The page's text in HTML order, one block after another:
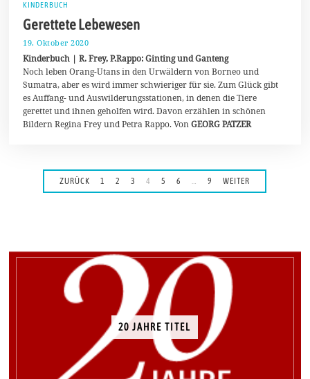
KINDERBUCH
Gerettete Lebewesen
19. Oktober 2020
5
.
O
k
t
b
e
2
0
Kinderbuch | R. Frey, P.Rappo: Ginting und Ganteng
Noch leben Orang-Utans in den Urwäldern von Borneo und
Sumatra, aber es wird immer schwieriger für sie. Zum Glück gibt
es Auffang- und Auswilderungsstationen, in denen die Tiere
gerettet und ihnen geholfen wird. Davon erzählen in schönen
Bildern Regina Frey und Petra Rappo. VonGEORG PATZER
ZURÜCK 1 2 3 4 5 6 … 9 WEITER
20 JAHRE TITEL